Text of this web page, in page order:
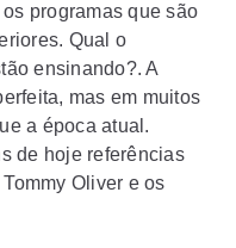
programas que são
Qual o
ensinando?. A
mas em muitos
a época atual.
de hoje referências
Oliver e os